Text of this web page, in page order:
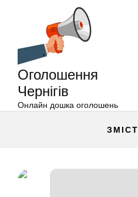
Оголошення
Чернігів
Онлайн дошка оголошень
ЗМІСТ